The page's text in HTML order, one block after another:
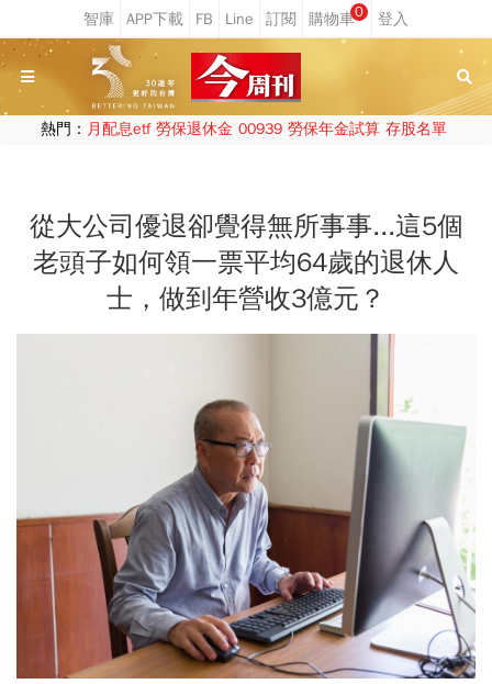
0
熱門： 月配息etf 勞保退休金 00939 勞保年金試算 存股名單
從大公司優退卻覺得無所事事...這5個
老頭子如何領一票平均64歲的退休人
士，做到年營收3億元？